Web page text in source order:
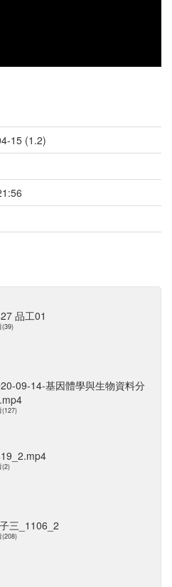
15 (1.2)
品工01
(39)
09-14-基因體學與生物資料分
(127)
(2)
三_1106_2
(208)